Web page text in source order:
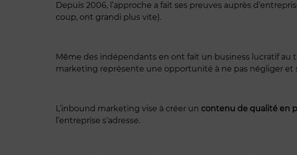
Depuis 2006, l’approche a fait ses preuves auprès
coup, ont grandi plus vite).
Même des indépendants en ont fait un business lucratif au
marketing représente une opportunité à ne pas négliger et
L’inbound marketing vise à créer un contenu de qualité en
l’entreprise s’adresse.